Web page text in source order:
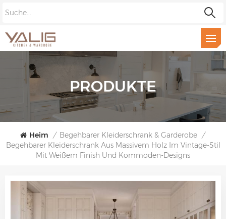
PRODUKTE
Heim / Begehbarer Kleiderschrank & Garderobe /
Begehbarer Kleiderschrank Aus Massivem Holz Im Vintage-Stil
Mit Weißem Finish Und Kommoden-Designs